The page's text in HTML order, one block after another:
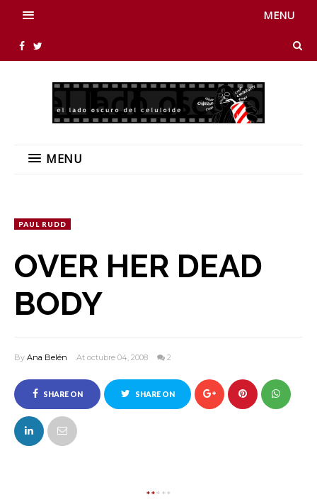
MENU
MENU
PAUL RUDD
OVER HER DEAD
BODY
By Ana Belén At octubre 04, 2008 2
SHARE ON
FACEBOOK
SHARE ON
*****